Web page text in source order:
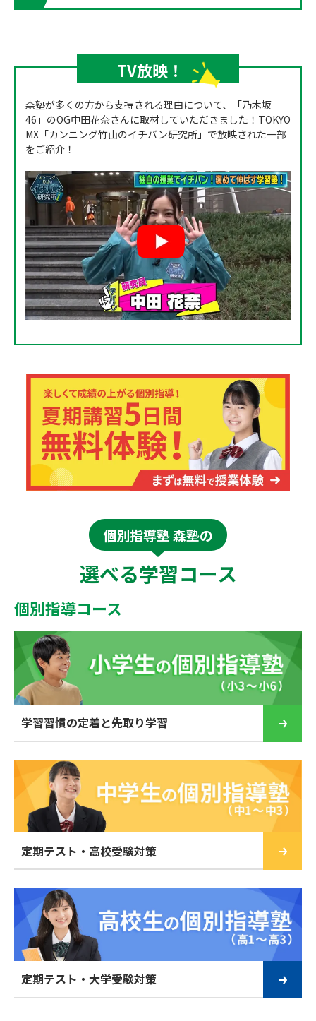
TV放映！
森塾が多くの方から支持される理由について、「乃木坂
46」のOG中田花奈さんに取材していただきました！TOKYO
MX「カンニング竹山のイチバン研究所」で放映された一部
をご紹介！
個別指導塾 森塾の
選べる学習コース
個別指導コース
学習習慣の定着と先取り学習
定期テスト・高校受験対策
定期テスト・大学受験対策